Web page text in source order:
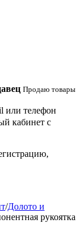
Продаю товары
или телефон
кабинет с
/Долото и
рукоятка